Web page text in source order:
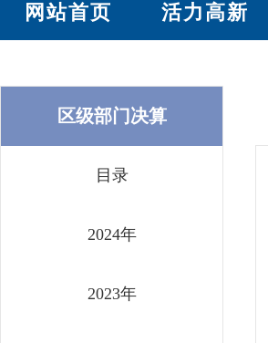
网站首页 活力高新
区级部门决算
目录
2024年
2023年